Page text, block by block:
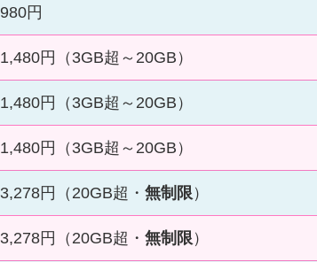
980円
1,480円（3GB超～20GB）
1,480円（3GB超～20GB）
1,480円（3GB超～20GB）
3,278円（20GB超・ 無制限）
3,278円（20GB超・ 無制限）